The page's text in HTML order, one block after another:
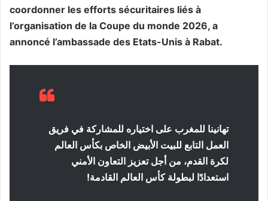
coordonner les efforts sécuritaires liés à
l’organisation de la Coupe du monde 2026, a
annoncé l’ambassade des Etats-Unis à Rabat.
تهانينا للمغرب على اختياره للمشاركة في فريق
العمل التابع للبيت الأبيض الخاص بكأس العالم
لكرة القدم، من أجل تعزيز التعاون الأمني
استعدادًا لبطولة كأس العالم القادمة!